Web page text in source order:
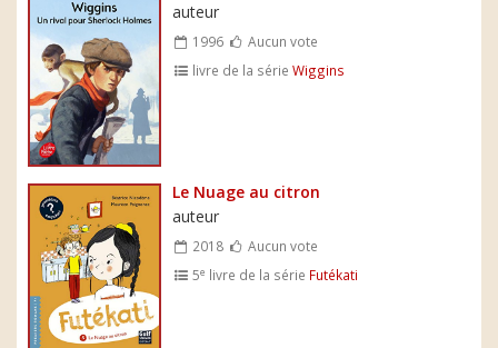
auteur
1996
Aucun vote
livre de la sérieWiggins
Le Nuage au citron
auteur
2018
Aucun vote
5e livre de la série Futékati